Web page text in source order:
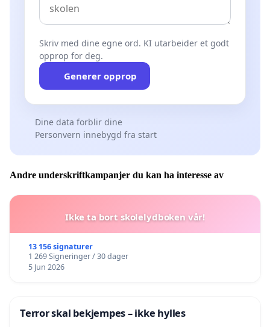
Skriv med dine egne ord. KI utarbeider et godt
opprop for deg.
Generer opprop
Dine data forblir dine
Personvern innebygd fra start
Andre underskriftkampanjer du kan ha interesse av
Ikke ta bort skolelydboken vår!
13 156 signaturer
1 269 Signeringer / 30 dager
5 Jun 2026
Terror skal bekjempes – ikke hylles